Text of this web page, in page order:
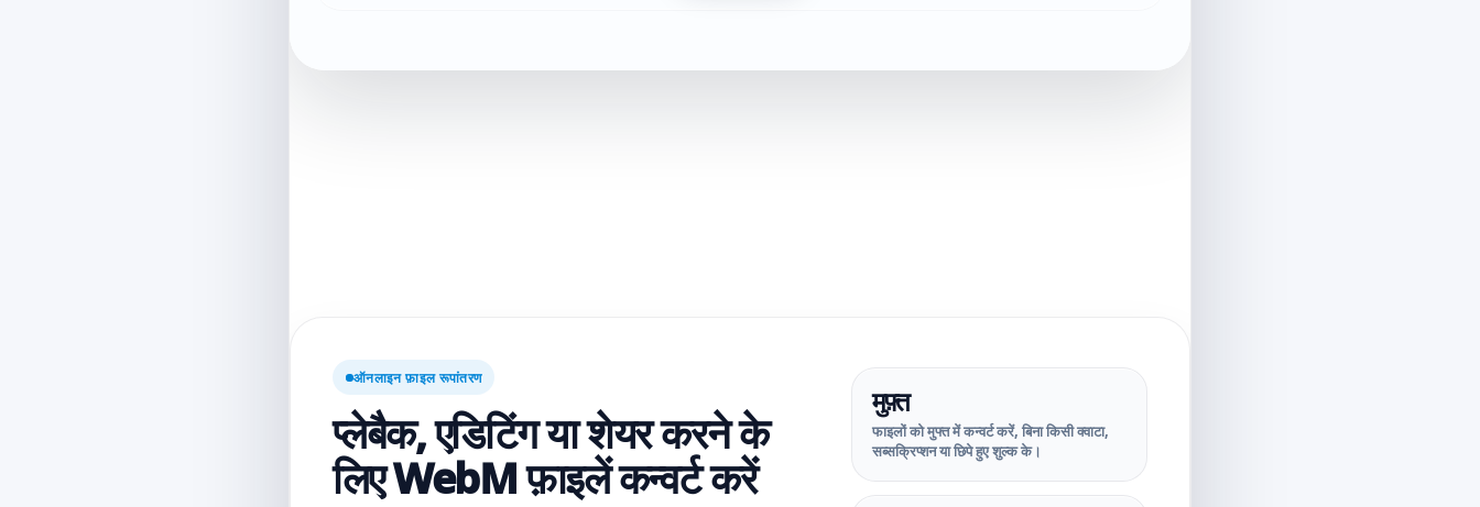
ऑनलाइन फ़ाइल रूपांतरण
प्लेबैक, एडिटिंग या शेयर करने के
लिए WebM फ़ाइलें कन्वर्ट करें
मुफ़्त
फाइलों को मुफ्त में कन्वर्ट करें, बिना किसी क्वाटा,
सब्सक्रिप्शन या छिपे हुए शुल्क के।